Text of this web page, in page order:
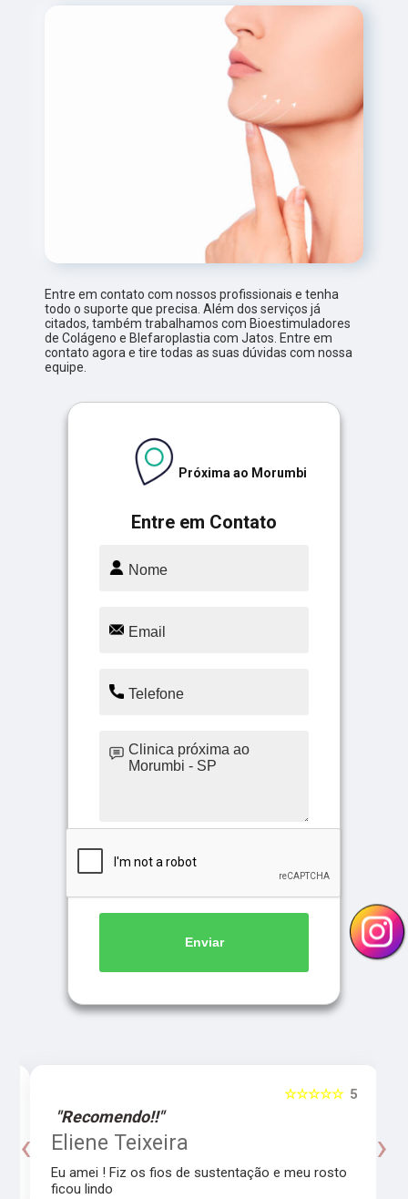
Entre em contato com nossos profissionais e tenha
todo o suporte que precisa. Além dos serviços já
citados, também trabalhamos com Bioestimuladores
de Colágeno e Blefaroplastia com Jatos. Entre em
contato agora e tire todas as suas dúvidas com nossa
equipe.
Entre em Contato
Próxima ao Morumbi
Enviar
5
☆☆☆☆☆
"Recomendo!!"
Eliene Teixeira
Eu amei ! Fiz os fios de sustentação e meu rosto
ficou lindo
‹ ›